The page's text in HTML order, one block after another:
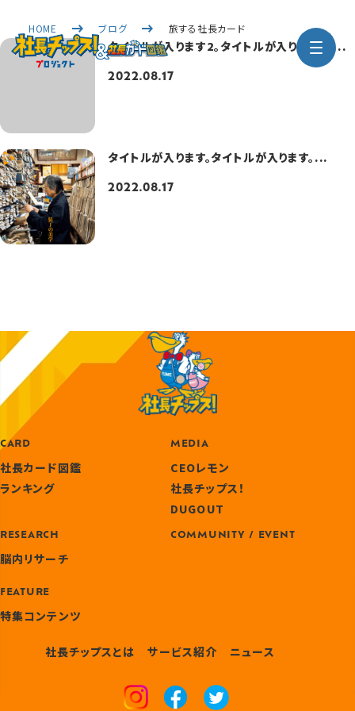
HOME ブログ 旅する社長カード
タイトルが入ります2。タイトルが入ります2。...
2022.08.17
タイトルが入ります。タイトルが入ります。...
2022.08.17
CARD
社長カード図鑑
ランキング
MEDIA
CEOレモン
社長チップス！
DUGOUT
RESEARCH
脳内リサーチ
FEATURE
特集コンテンツ
COMMUNITY / EVENT
社長チップスとは サービス紹介 ニュース